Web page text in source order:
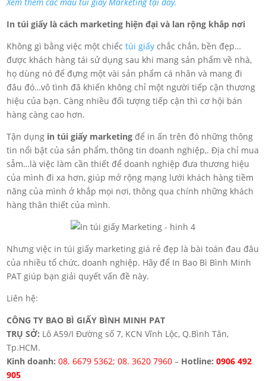
In túi giấy là cách marketing hiện đại và lan rộng khắp nơi
Không gì bằng việc một chiếctúi giấy chắc chắn, bền đẹp…
được khách hàng tái sử dụng sau khi mang sản phẩm về nhà,
họ dùng nó để đựng một vài sản phẩm cá nhân và mang đi
đâu đó…vô tình đã khiến không chỉ một người tiếp cận thương
hiệu của bạn. Càng nhiều đối tượng tiếp cận thì cơ hội bán
hàng càng cao hơn.
Tận dụng in túi giấy marketing để in ấn trên đó những thông
tin nổi bật của sản phẩm, thông tin doanh nghiệp,. Địa chỉ mua
sẵm…là việc làm cần thiết để doanh nghiệp đưa thương hiệu
của mình đi xa hơn, giúp mở rộng mạng lưới khách hàng tiềm
năng của mình ở khắp mọi nơi, thông qua chính những khách
hàng thân thiết của mình.
Nhưng việc in túi giấy marketing giá rẻ đẹp là bài toán đau đâu
của nhiều tổ chức, doanh nghiệp. Hãy để In Bao Bì Bình Minh
PAT giúp bạn giải quyết vấn đề này.
Liên hệ:
CÔNG TY BAO BÌ GIẤY BÌNH MINH PAT
TRỤ SỞ: Lô A59/I Đường số 7, KCN Vĩnh Lộc, Q.Bình Tân,
Tp.HCM.
Kinh doanh: 08. 6679 5362; ‎08. 3620 7960 – Hotline:0906 492
905